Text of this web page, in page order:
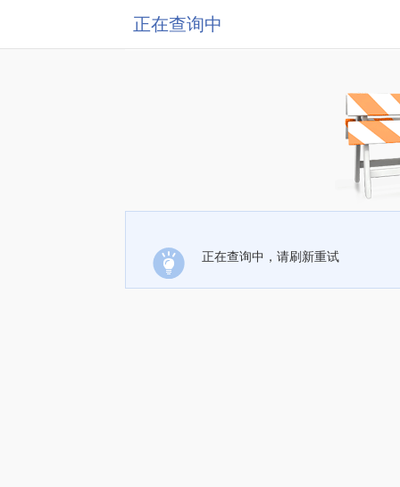
正在查询中
正在查询中，请刷新重试